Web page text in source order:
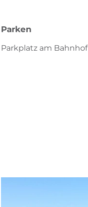
Parken
Parkplatz am